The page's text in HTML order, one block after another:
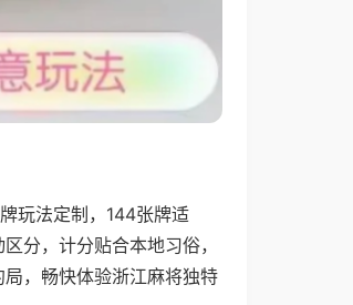
玩法定制，144张牌适
分，计分贴合本地习俗，
，畅快体验浙江麻将独特